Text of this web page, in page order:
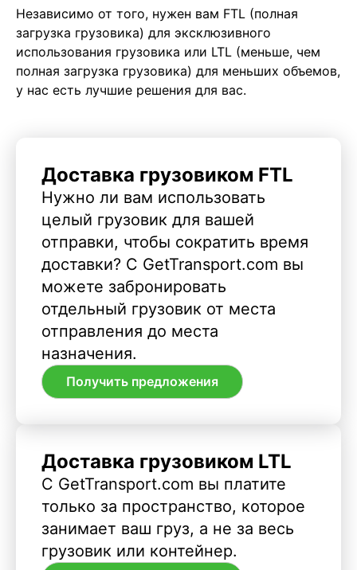
Независимо от того, нужен вам FTL (полная
загрузка грузовика) для эксклюзивного
использования грузовика или LTL (меньше, чем
полная загрузка грузовика) для меньших объемов,
у нас есть лучшие решения для вас.
Доставка грузовиком FTL
Нужно ли вам использовать
целый грузовик для вашей
отправки, чтобы сократить время
доставки? С GetTransport.com вы
можете забронировать
отдельный грузовик от места
отправления до места
назначения.
Получить предложения
Доставка грузовиком LTL
С GetTransport.com вы платите
только за пространство, которое
занимает ваш груз, а не за весь
грузовик или контейнер.